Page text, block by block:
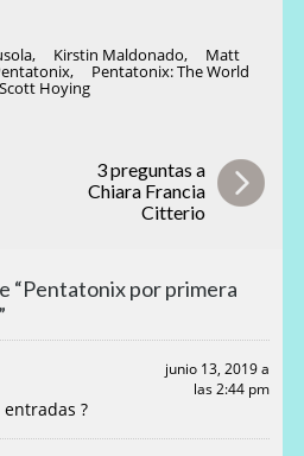
, Kirstin Maldonado, Matt
, Pentatonix: The World
Scott Hoying
3 preguntas a
Chiara Francia
Citterio
“Pentatonix por primera
junio 13, 2019 a
las 2:44 pm
?